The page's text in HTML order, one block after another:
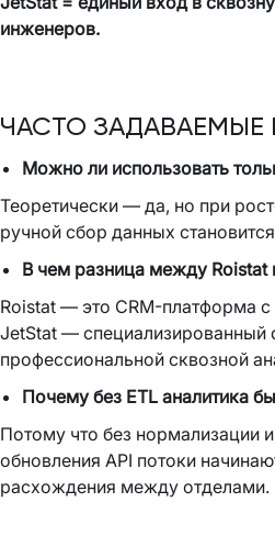
инженеров.
ЧАСТО ЗАДАВАЕМЫЕ
Можно ли использовать
Теоретически — да, но при
ручной сбор данных
В чем разница между Roistat
Roistat — это CRM-платформа с
JetStat — специализированный
профессиональной сквозной
Почему без ETL аналитика
Потому что без нормализации
обновления API потоки
расхождения между отделами.